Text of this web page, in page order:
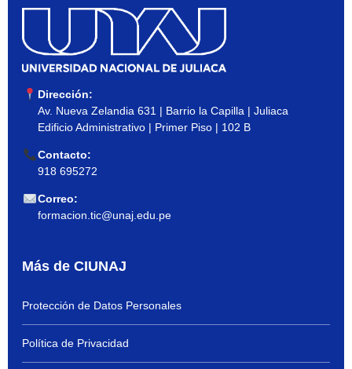
Dirección:
Av. Nueva Zelandia 631 | Barrio la Capilla | Juliaca
Edificio Administrativo | Primer Piso | 102 B
Contacto:
918 695272
Correo:
formacion.tic@unaj.edu.pe
Más de CIUNAJ
Protección de Datos Personales
Política de Privacidad